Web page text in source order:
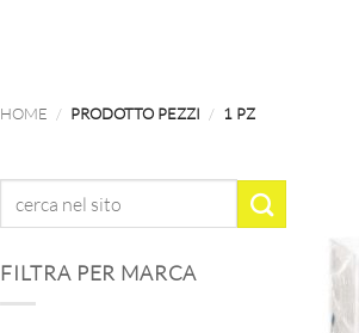
HOME / PRODOTTO PEZZI / 1 PZ
FILTRA PER MARCA